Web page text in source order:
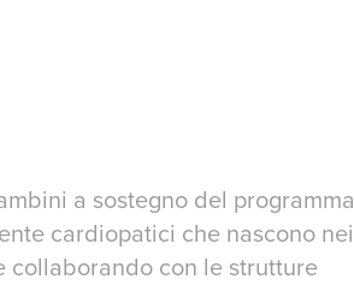
a sostegno del programma
cardiopatici che nascono nei
collaborando con le strutture